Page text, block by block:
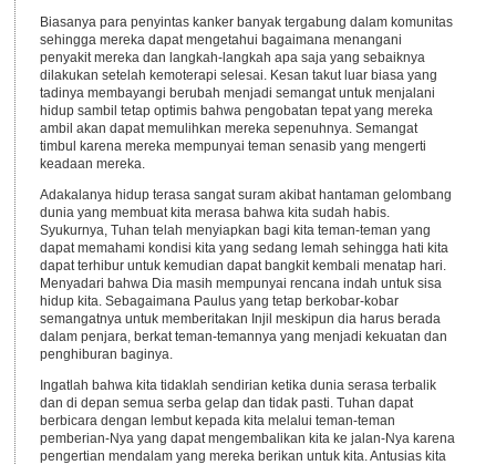
Biasanya para penyintas kanker banyak tergabung dalam komunitas
sehingga mereka dapat mengetahui bagaimana menangani
penyakit mereka dan langkah-langkah apa saja yang sebaiknya
dilakukan setelah kemoterapi selesai. Kesan takut luar biasa yang
tadinya membayangi berubah menjadi semangat untuk menjalani
hidup sambil tetap optimis bahwa pengobatan tepat yang mereka
ambil akan dapat memulihkan mereka sepenuhnya. Semangat
timbul karena mereka mempunyai teman senasib yang mengerti
keadaan mereka.
Adakalanya hidup terasa sangat suram akibat hantaman gelombang
dunia yang membuat kita merasa bahwa kita sudah habis.
Syukurnya, Tuhan telah menyiapkan bagi kita teman-teman yang
dapat memahami kondisi kita yang sedang lemah sehingga hati kita
dapat terhibur untuk kemudian dapat bangkit kembali menatap hari.
Menyadari bahwa Dia masih mempunyai rencana indah untuk sisa
hidup kita. Sebagaimana Paulus yang tetap berkobar-kobar
semangatnya untuk memberitakan Injil meskipun dia harus berada
dalam penjara, berkat teman-temannya yang menjadi kekuatan dan
penghiburan baginya.
Ingatlah bahwa kita tidaklah sendirian ketika dunia serasa terbalik
dan di depan semua serba gelap dan tidak pasti. Tuhan dapat
berbicara dengan lembut kepada kita melalui teman-teman
pemberian-Nya yang dapat mengembalikan kita ke jalan-Nya karena
pengertian mendalam yang mereka berikan untuk kita. Antusias kita